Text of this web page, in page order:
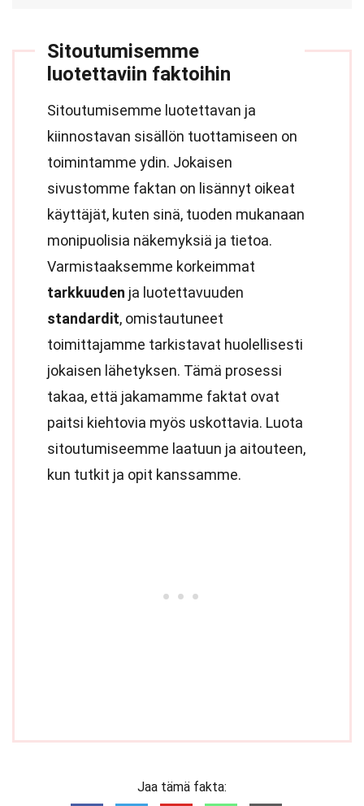
Sitoutumisemme
luotettaviin faktoihin
Sitoutumisemme luotettavan ja
kiinnostavan sisällön tuottamiseen on
toimintamme ydin. Jokaisen
sivustomme faktan on lisännyt oikeat
käyttäjät, kuten sinä, tuoden mukanaan
monipuolisia näkemyksiä ja tietoa.
Varmistaaksemme korkeimmat
tarkkuuden ja luotettavuuden
standardit, omistautuneet
toimittajamme tarkistavat huolellisesti
jokaisen lähetyksen. Tämä prosessi
takaa, että jakamamme faktat ovat
paitsi kiehtovia myös uskottavia. Luota
sitoutumiseemme laatuun ja aitouteen,
kun tutkit ja opit kanssamme.
Jaa tämä fakta: